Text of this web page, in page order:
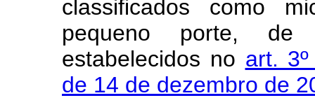
classificados como
pequeno porte,
estabelecidos no art.
de 14 de dezembro de